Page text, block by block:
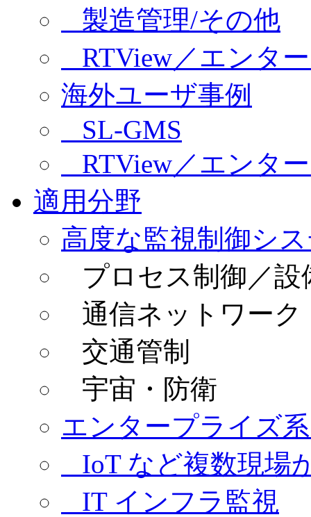
製造管理/その他
RTView／エンタ
海外ユーザ事例
SL-GMS
RTView／エンタ
適用分野
高度な監視制御シ
プロセス制御／設
通信ネットワーク
交通管制
宇宙・防衛
エンタープライズ
IoT など複数現場
IT インフラ監視